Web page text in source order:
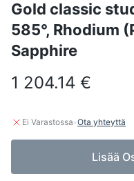
Gold classic
585°, Rhodium
Sapphire
1 204.14 €
Ei Varastossa ·Ota yhteyttä
Lisää